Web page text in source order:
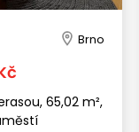
Brno
65,02 m²,